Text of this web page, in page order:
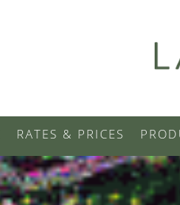
RATES & PRICES